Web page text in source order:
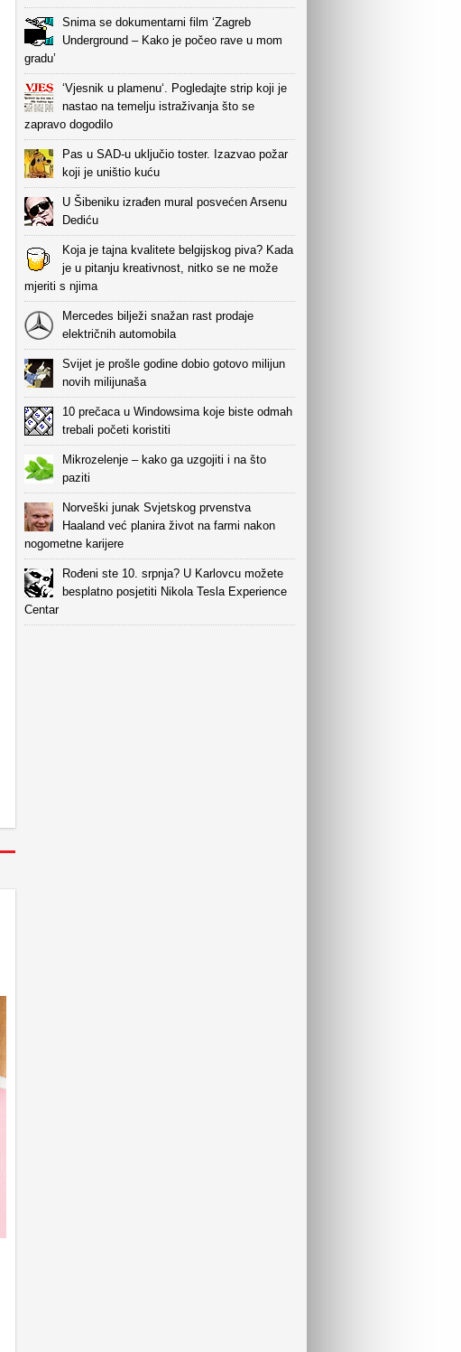
Snima se dokumentarni film ‘Zagreb
Underground – Kako je počeo rave u mom
gradu’
‘Vjesnik u plamenu‘. Pogledajte strip koji je
nastao na temelju istraživanja što se
zapravo dogodilo
Pas u SAD-u uključio toster. Izazvao požar
koji je uništio kuću
U Šibeniku izrađen mural posvećen Arsenu
Dediću
Koja je tajna kvalitete belgijskog piva? Kada
je u pitanju kreativnost, nitko se ne može
mjeriti s njima
Mercedes bilježi snažan rast prodaje
električnih automobila
Svijet je prošle godine dobio gotovo milijun
novih milijunaša
10 prečaca u Windowsima koje biste odmah
trebali početi koristiti
Mikrozelenje – kako ga uzgojiti i na što
paziti
Norveški junak Svjetskog prvenstva
Haaland već planira život na farmi nakon
nogometne karijere
Rođeni ste 10. srpnja? U Karlovcu možete
besplatno posjetiti Nikola Tesla Experience
Centar